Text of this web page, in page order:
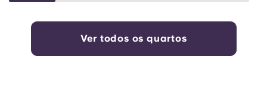
Ver todos os quartos